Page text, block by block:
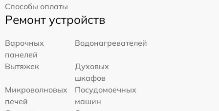
Способы оплаты
Ремонт устройств
Варочных
панелей
Водонагревателей
Вытяжек
Духовых
шкафов
Микроволновых
печей
Посудомоечных
машин